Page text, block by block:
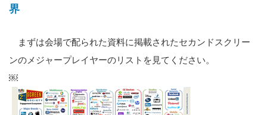
界
まずは会場で配られた資料に掲載されたセカンドスクリー
ンのメジャープレイヤーのリストを見てください。
￼